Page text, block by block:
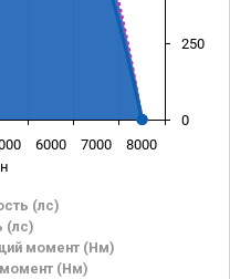
(лс)
(лс)
момент (Нм)
момент (Нм)
6000 7000 8000
0
250